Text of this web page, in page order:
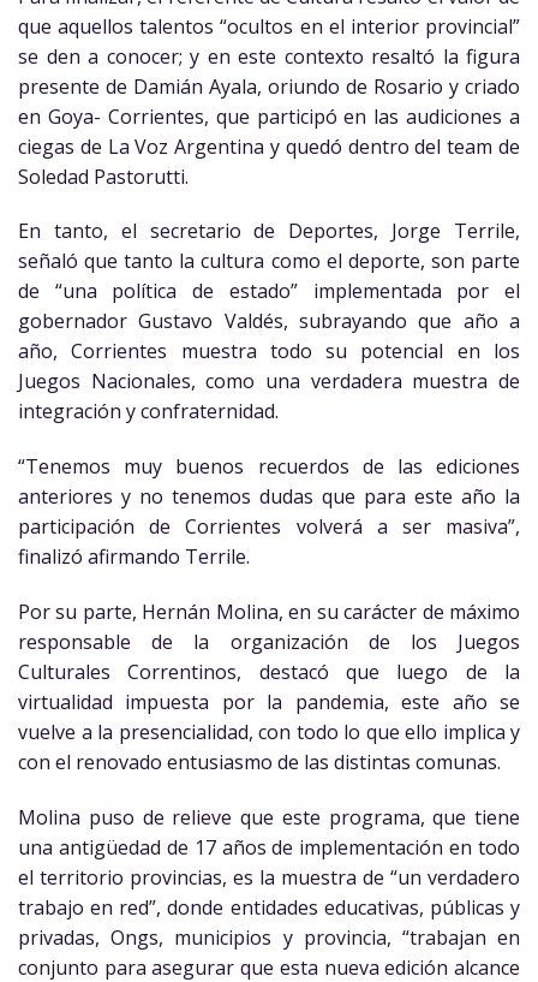
que aquellos talentos “ocultos en el interior provincial”
se den a conocer; y en este contexto resaltó la figura
presente de Damián Ayala, oriundo de Rosario y criado
en Goya- Corrientes, que participó en las audiciones a
ciegas de La Voz Argentina y quedó dentro del team de
Soledad Pastorutti.
En tanto, el secretario de Deportes, Jorge Terrile,
señaló que tanto la cultura como el deporte, son parte
de “una política de estado” implementada por el
gobernador Gustavo Valdés, subrayando que año a
año, Corrientes muestra todo su potencial en los
Juegos Nacionales, como una verdadera muestra de
integración y confraternidad.
“Tenemos muy buenos recuerdos de las ediciones
anteriores y no tenemos dudas que para este año la
participación de Corrientes volverá a ser masiva”,
finalizó afirmando Terrile.
Por su parte, Hernán Molina, en su carácter de máximo
responsable de la organización de los Juegos
Culturales Correntinos, destacó que luego de la
virtualidad impuesta por la pandemia, este año se
vuelve a la presencialidad, con todo lo que ello implica y
con el renovado entusiasmo de las distintas comunas.
Molina puso de relieve que este programa, que tiene
una antigüedad de 17 años de implementación en todo
el territorio provincias, es la muestra de “un verdadero
trabajo en red”, donde entidades educativas, públicas y
privadas, Ongs, municipios y provincia, “trabajan en
conjunto para asegurar que esta nueva edición alcance